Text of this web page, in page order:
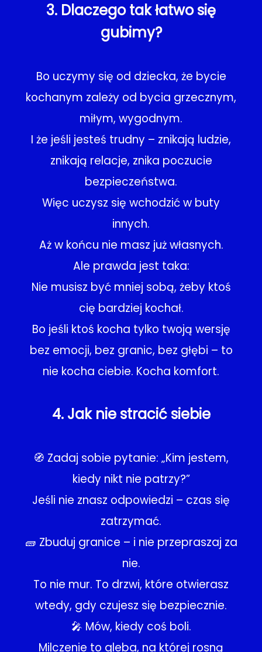
3. Dlaczego tak łatwo się
gubimy?
Bo uczymy się od dziecka, że bycie
kochanym zależy od bycia grzecznym,
miłym, wygodnym.
I że jeśli jesteś trudny – znikają ludzie,
znikają relacje, znika poczucie
bezpieczeństwa.
Więc uczysz się wchodzić w buty
innych.
Aż w końcu nie masz już własnych.
Ale prawda jest taka:
Nie musisz być mniej sobą, żeby ktoś
cię bardziej kochał.
Bo jeśli ktoś kocha tylko twoją wersję
bez emocji, bez granic, bez głębi – to
nie kocha ciebie. Kocha komfort.
4. Jak nie stracić siebie
🧭 Zadaj sobie pytanie: „Kim jestem,
kiedy nikt nie patrzy?”
Jeśli nie znasz odpowiedzi – czas się
zatrzymać.
🧱 Zbuduj granice – i nie przepraszaj za
nie.
To nie mur. To drzwi, które otwierasz
wtedy, gdy czujesz się bezpiecznie.
🎤 Mów, kiedy coś boli.
Milczenie to gleba, na której rosną